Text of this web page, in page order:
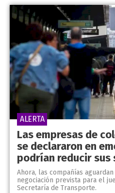
Las empresas de
se declararon en
podrían reducir sus
Ahora, las compañías
negociación prevista para el
Secretaría de Transporte.
ALERTA